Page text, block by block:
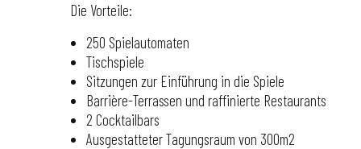
Die Vorteile:
250 Spielautomaten
Tischspiele
Sitzungen zur Einführung in die Spiele
Barrière-Terrassen und raffinierte Restaurants
2 Cocktailbars
Ausgestatteter Tagungsraum von 300m2